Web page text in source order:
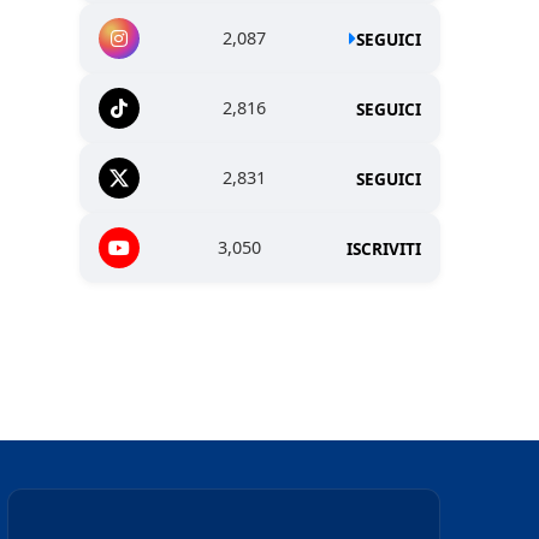
2,087 SEGUICI
2,816 SEGUICI
2,831 SEGUICI
3,050 ISCRIVITI